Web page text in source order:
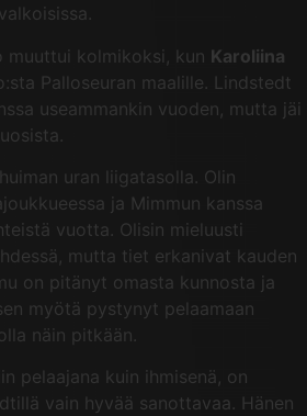
muuttui kolmikoksi, kun Karoliina
Palloseuran maalille. Lindstedt
useammankin vuoden, mutta jäi
uran liigatasolla. Olin
ja Mimmun kanssa
vuotta. Olisin mieluusti
mutta tiet erkanivat kauden
on pitänyt omasta kunnosta ja
myötä pystynyt pelaamaan
näin pitkään.
pelaajana kuin ihmisenä, on
vain hyvää sanottavaa. Hänen